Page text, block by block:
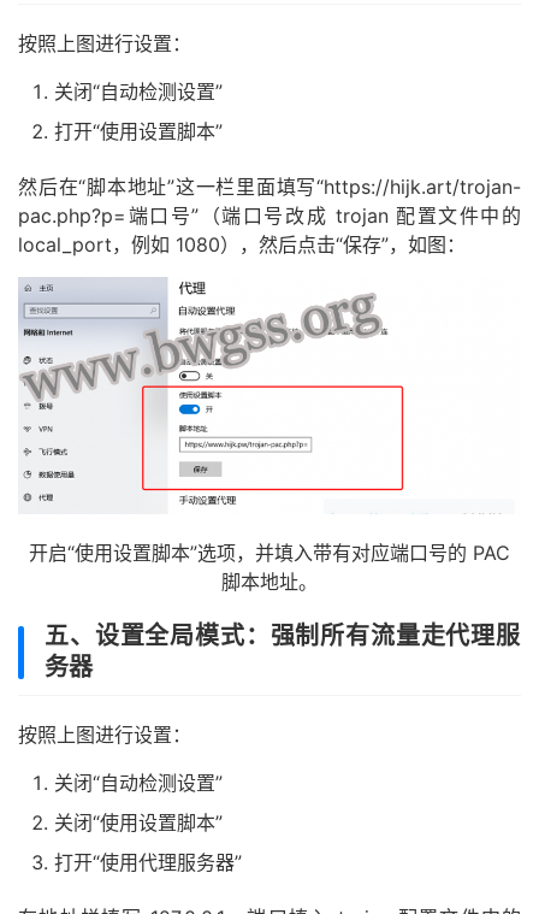
按照上图进行设置：
关闭“自动检测设置”
打开“使用设置脚本”
然后在“脚本地址”这一栏里面填写“https://hijk.art/trojan-
pac.php?p=端口号”（端口号改成 trojan 配置文件中的
local_port，例如 1080），然后点击“保存”，如图：
开启“使用设置脚本”选项，并填入带有对应端口号的 PAC
脚本地址。
五、设置全局模式：强制所有流量走代理服
务器
按照上图进行设置：
关闭“自动检测设置”
关闭“使用设置脚本”
打开“使用代理服务器”